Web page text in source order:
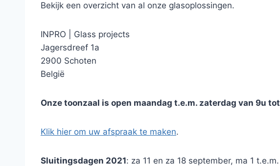
Bekijk een overzicht van al onze glasoplossingen.
INPRO
Glass projects
Jagersdreef 1a
2900 Schoten
België
Onze toonzaal is open maandag t.e.m. zaterdag van 9u
Klik hier om uw afspraak te maken.
Sluitingsdagen 2021: za 11 en za 18 september, ma 1